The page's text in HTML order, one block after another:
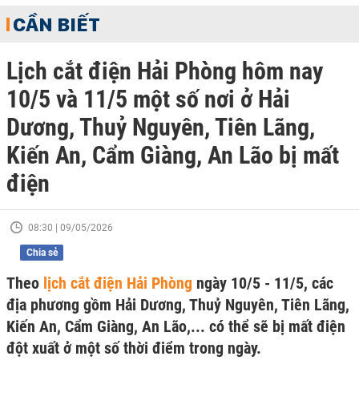
CẦN BIẾT
Lịch cắt điện Hải Phòng hôm nay
10/5 và 11/5 một số nơi ở Hải
Dương, Thuỷ Nguyên, Tiên Lãng,
Kiến An, Cẩm Giàng, An Lão bị mất
điện
08:30 | 09/05/2026
Chia sẻ
Theo lịch cắt điện Hải Phòng ngày 10/5 - 11/5, các
địa phương gồm Hải Dương, Thuỷ Nguyên, Tiên Lãng,
Kiến An, Cẩm Giàng, An Lão,... có thể sẽ bị mất điện
đột xuất ở một số thời điểm trong ngày.